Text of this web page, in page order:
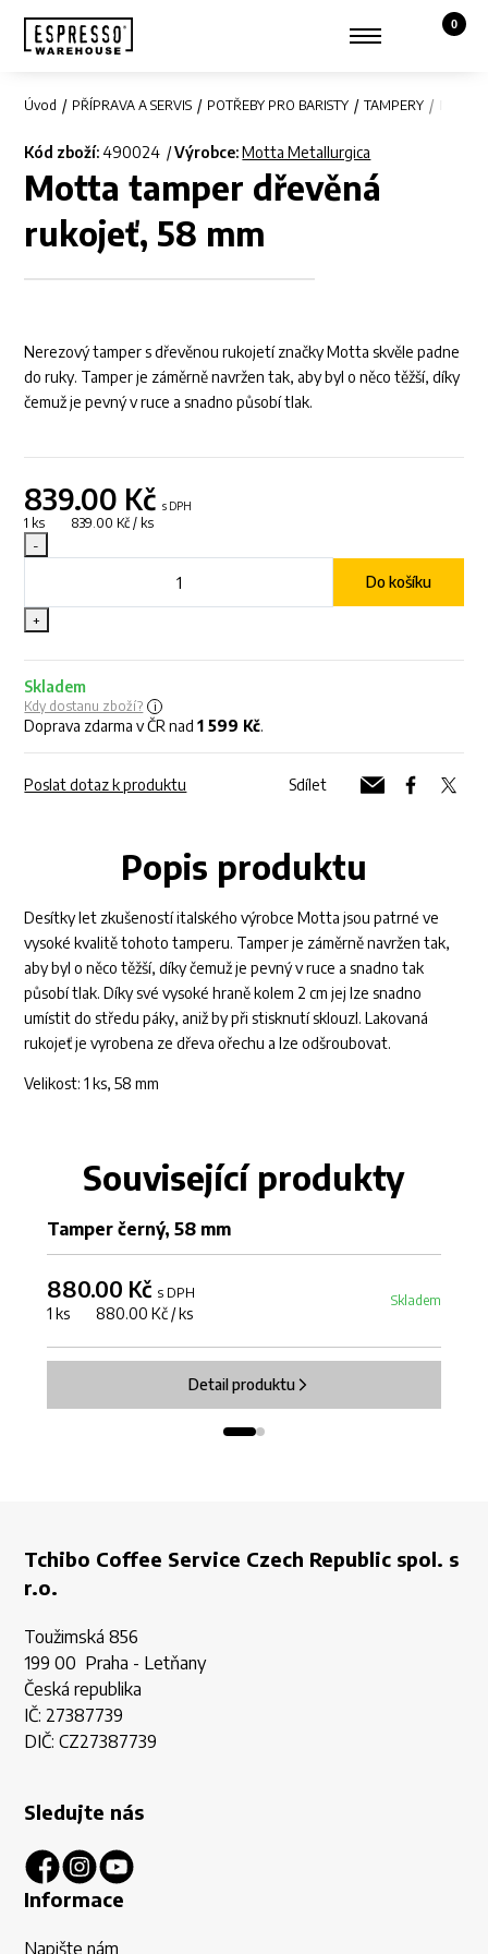
Zobrazit hledání
0
Košík,
Úvod PŘÍPRAVA A SERVIS POTŘEBY PRO BARISTY TAMPERY
Kód zboží:490024 Výrobce: Motta Metallurgica
Motta tamper dřevěná
rukojeť, 58 mm
Nerezový tamper s dřevěnou rukojetí značky Motta skvěle padne
do ruky. Tamper je záměrně navržen tak, aby byl o něco těžší, díky
čemuž je pevný v ruce a snadno působí tlak.
839.00 Kčs DPH
1 ks 839.00 Kč / ks
-
+
Do košíku
Skladem
Kdy dostanu zboží?
Doprava zdarma v ČR nad1 599 Kč.
Poslat dotaz k produktu Sdílet
Popis produktu
Desítky let zkušeností italského výrobce Motta jsou patrné ve
vysoké kvalitě tohoto tamperu. Tamper je záměrně navržen tak,
aby byl o něco těžší, díky čemuž je pevný v ruce a snadno tak
působí tlak. Díky své vysoké hraně kolem 2 cm jej lze snadno
umístit do středu páky, aniž by při stisknutí sklouzl. Lakovaná
rukojeť je vyrobena ze dřeva ořechu a lze odšroubovat.
Velikost: 1 ks, 58 mm
Související produkty
Tamper černý, 58 mm
880.00 Kč s DPH
1 ks 880.00 Kč / ks
Skladem
Detail produktu
Tchibo Coffee Service Czech Republic spol. s
r.o.
Toužimská 856
199 00 Praha - Letňany
Česká republika
IČ: 27387739
DIČ: CZ27387739
Sledujte nás
Informace
Napište nám